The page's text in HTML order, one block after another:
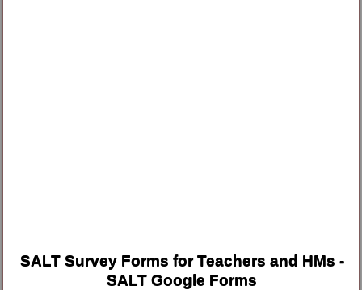
SALT Survey Forms for Teachers and HMs -
SALT Google Forms